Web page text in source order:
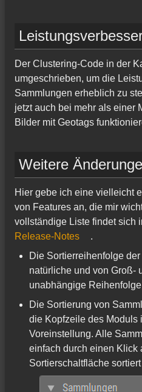
Der Clustering-Code in der
umgeschrieben, um die
Sammlungen erheblich zu
jetzt auch bei mehr als einer
Bilder mit Geotags
Weitere
Hier gebe ich eine vielleicht
von Features an, die mir
vollständige Liste findet sich
Release-Notes
.
Die Sortierreihenfolge
natürliche und von Groß-
unabhängige
Die Sortierung von
die Kopfzeile des Moduls
Voreinstellung. Alle
einfach durch einen Klick
Sortierschaltfläche